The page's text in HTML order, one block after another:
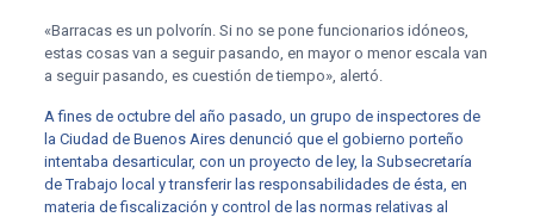
«Barracas es un polvorín. Si no se pone funcionarios idóneos,
estas cosas van a seguir pasando, en mayor o menor escala van
a seguir pasando, es cuestión de tiempo», alertó.
A fines de octubre del año pasado, un grupo de inspectores de
la Ciudad de Buenos Aires denunció que el gobierno porteño
intentaba desarticular, con un proyecto de ley, la Subsecretaría
de Trabajo local y transferir las responsabilidades de ésta, en
materia de fiscalización y control de las normas relativas al